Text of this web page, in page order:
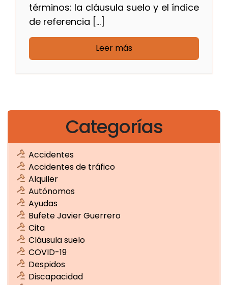
términos: la cláusula suelo y el índice
de referencia […]
Leer más
Categorías
Accidentes
Accidentes de tráfico
Alquiler
Autónomos
Ayudas
Bufete Javier Guerrero
Cita
Cláusula suelo
COVID-19
Despidos
Discapacidad